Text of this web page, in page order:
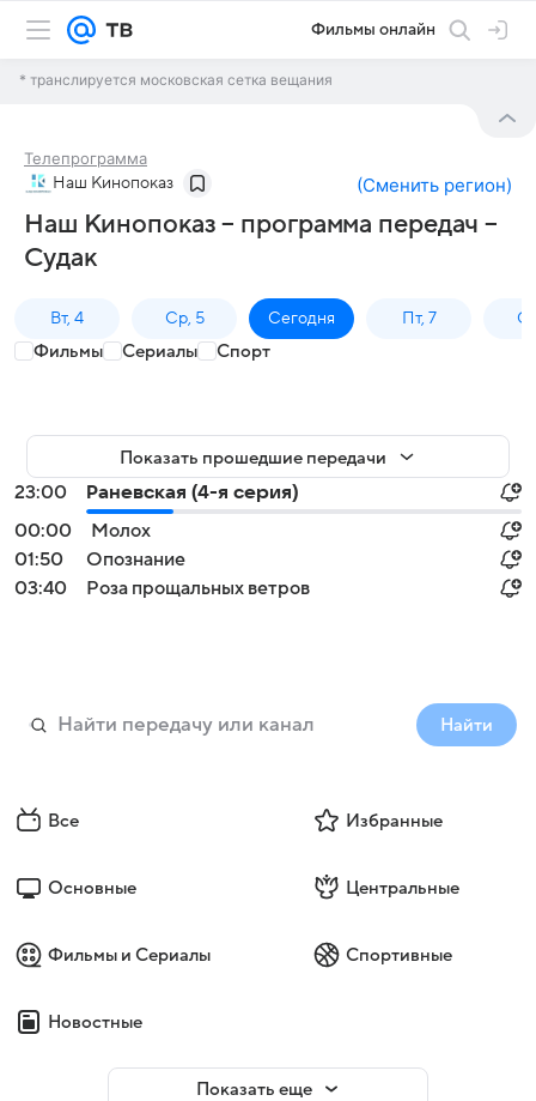
Фильмы онлайн
* транслируется московская сетка вещания
Телепрограмма
Наш Кинопоказ (Сменить регион)
Наш Кинопоказ – программа передач –
Судак
Вт, 4 Ср, 5 Сегодня Пт, 7
Фильмы Сериалы Спорт
Показать прошедшие передачи
23:00
Раневская (4-я серия)
00:00
Молох
01:50
Опознание
03:40
Роза прощальных ветров
Найти
Все Избранные
Основные Центральные
Фильмы и Сериалы Спортивные
Новостные
Показать еще